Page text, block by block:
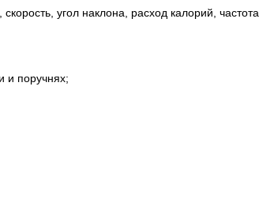
угол наклона, расход калорий, частота
и поручнях;